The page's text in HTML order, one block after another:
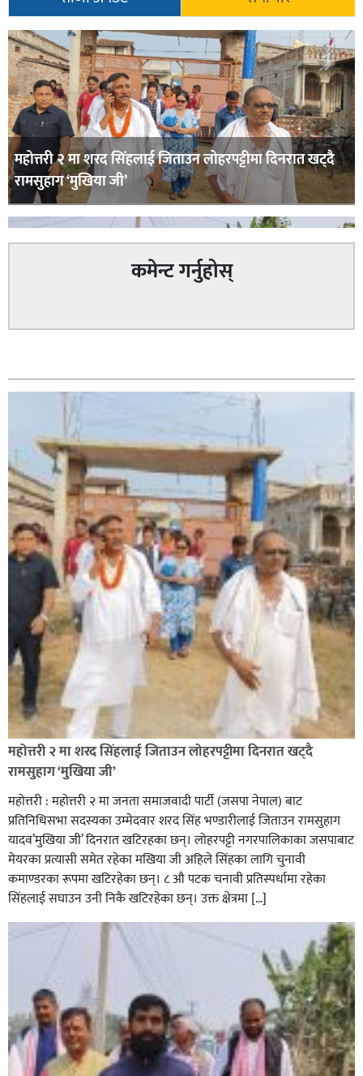
महोत्तरी २ मा शरद सिंहलाई जिताउन लोहरपट्टीमा दिनरात खट्दै
रामसुहाग ‘मुखिया जी’
सिराहा-२ मा संजय यादव भिड्ने !
रक्तदान सेवामा जिल्लामै दोस्रो स्थान ल्याएकोमा जनमत नेताद्वय
रेडक्रस सिराहा द्वारा सम्मानित
सिराहाको औरहीमा जेन-जी भेला सम्पन्न
कमेन्ट गर्नुहोस्
महोत्तरी २ मा शरद सिंहलाई जिताउन लोहरपट्टीमा दिनरात खट्दै
रामसुहाग ‘मुखिया जी’
महोत्तरी : महोत्तरी २ मा जनता समाजवादी पार्टी (जसपा नेपाल) बाट
प्रतिनिधिसभा सदस्यका उम्मेदवार शरद सिंह भण्डारीलाई जिताउन रामसुहाग
यादव’मुखिया जी’ दिनरात खटिरहका छन्। लोहरपट्टी नगरपालिकाका जसपाबाट
मेयरका प्रत्यासी समेत रहेका मखिया जी अहिले सिंहका लागि चुनावी
कमाण्डरका रूपमा खटिरहेका छन्। ८ औ पटक चनावी प्रतिस्पर्धामा रहेका
सिंहलाई सघाउन उनी निकै खटिरहेका छन्। उक्त क्षेत्रमा […]